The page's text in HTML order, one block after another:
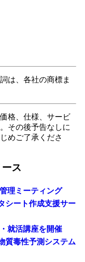
は、各社の商標ま
格、仕様、サービ
その後予告なしに
めご了承くださ
ス
理ミーティング
シート作成支援サー
就活講座を開催
質毒性予測システム